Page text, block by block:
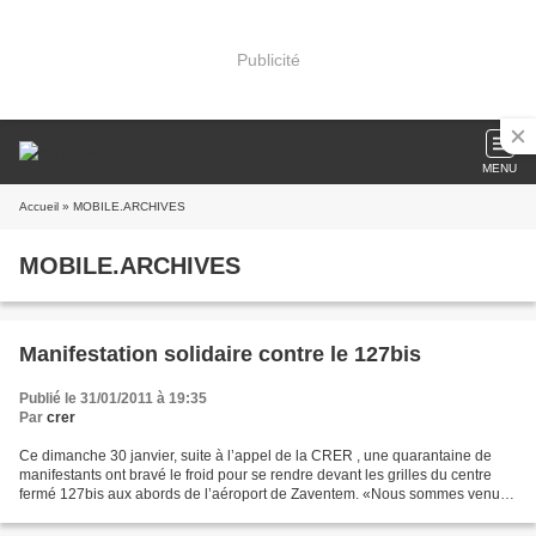
Publicité
MENU
Accueil » MOBILE.ARCHIVES
MOBILE.ARCHIVES
Manifestation solidaire contre le 127bis
Publié le 31/01/2011 à 19:35
Par crer
Ce dimanche 30 janvier, suite à l’appel de la CRER , une quarantaine de
manifestants ont bravé le froid pour se rendre devant les grilles du centre
fermé 127bis aux abords de l’aéroport de Zaventem. «Nous sommes venus